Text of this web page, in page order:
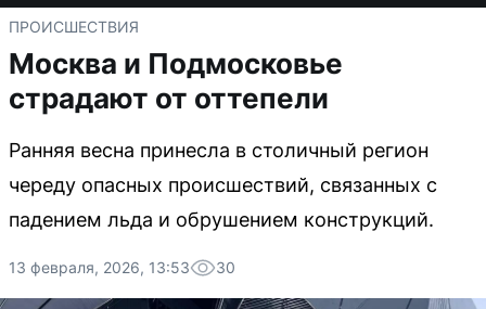
ПРОИСШЕСТВИЯ
Москва и Подмосковье
страдают от оттепели
Ранняя весна принесла в столичный регион
череду опасных происшествий, связанных с
падением льда и обрушением конструкций.
13 февраля, 2026, 13:53 30